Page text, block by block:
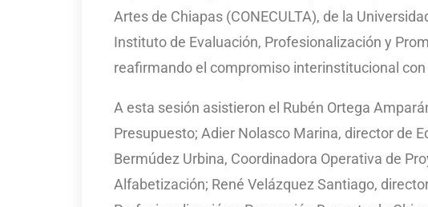
Artes de Chiapas (CONECULTA), de la
Instituto de Evaluación, Profesionalización y
reafirmando el compromiso interinstitucional
A esta sesión asistieron el Rubén Ortega
Presupuesto; Adier Nolasco Marina, director de
Bermúdez Urbina, Coordinadora Operativa de
Alfabetización; René Velázquez Santiago,